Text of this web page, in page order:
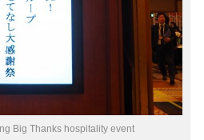
Big Thanks hospitality event